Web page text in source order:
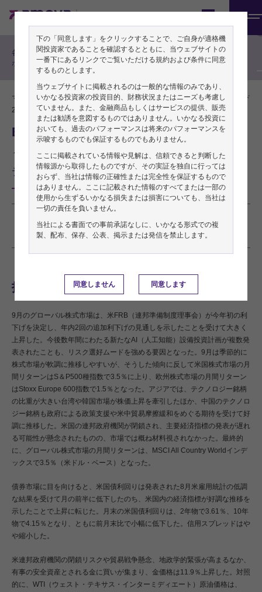
マルチアセット戦略、その他
各戦略チームによるリサーチレ
ポート
マルチアセット・チーム
2025年10月31日
PDFをダウンロード
Balancing Act 2025年10月
～グロース資産のスコアのプラス幅を引き上げ、
ディフェンシブ資産のスコアは中立に維持～
本稿は2025年10月28日発行の英語レポート「Balancing Act」の日本語訳です。
内容については英語による原本が日本語版に優先します。
投資環境概観
9月のグローバル株式市場は、米FRB（連邦準備制度理事会）が今年初の利
下げを決定し、年内2回の追加利下げの見通しを示したことを受けて大きく
上昇した。今後数年間にわたる新たなAI（人工知能）設備投資計画が複数発
表されたことも、リスク選好ムードを強める要因となった。9月は季節的に
株式市場が軟調に推移しやすいが、そうした傾向に反して米国株式市場の月
間リターンはS＆P500種指数で3.5％に上り、欧州株式市場の月間リターン
はStoxx Europe 600指数で1.5％となった。アジアでは、テクノロジー銘柄
の比重が大きい台湾や韓国市場が株価上昇を牽引したほか、中国のテクノロ
ジー銘柄も政府による政策支援や米中貿易摩擦緩和をめぐる期待を受けて好
調に推移した。米国の連邦政府機関が閉鎖され、主要経済指標の発表が遅れ
る可能性が懸念されたものの、市場では概ね材料視されなかった。最終的
に、グローバル株式市場の月間リターンは、MSCI All Country Worldインデ
ックスで3.5％（米ドル・ベース）となった。
債券市場に目を向けると、米国債利回りは発表された8月米雇用統計の低調
な結果を受けて月の前半に低下したのち、米国内の経済指標が好調な推移を
示したことで上昇に転じた。月末の米国債利回りは、2年物で3.61％、10年
物で4.15％となり、ともに前月末比で小幅に低下した。信用スプレッドはや
や縮小した。
米連邦政府機関の閉鎖リスクや貿易戦争懸念、地政学的緊張が高まるなか、
有事の安全資産とされる金に買いが集まり、金価格は11.9％上昇した。対照
的に、WTI（ウェスト・テキサス・インターミディエート）原油価格は、
下の「同意します」をクリックすることで、ご自身が適格機
関投資家であることを確認するとともに、当ウェブサイトの
一番下にあるリンクでご覧いただける規約および条件に同意
するものとします。
当ウェブサイトに掲載されるのは一般的な情報のみであり、
いかなる投資家の投資目的、財務状況またはニーズも考慮し
ていません。また、金融商品もしくはサービスの提供、販売
または勧誘を意図するものではありません。いかなる投資に
おいても、過去のパフォーマンスは将来のパフォーマンスを
示唆するものでも保証するものでもありません。
ここに掲載されている情報や見解は、信頼できると判断した
情報源から取得したものですが、その実証を独自に行っては
おらず、当社は情報の正確性または完全性を保証するもので
はありません。ここに記載された情報のすべてまたは一部の
使用から生ずるいかなる損失または損害についても、当社は
一切の責任を負いません。
当社による書面での事前承諾なしに、いかなる形式での複
製、配布、保存、公表、掲示または発信を禁止します。
同意しません 同意します